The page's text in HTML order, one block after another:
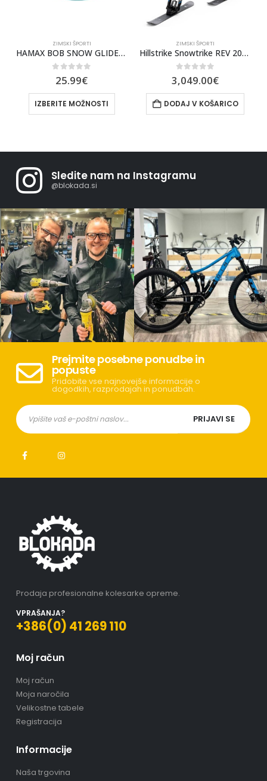
ZIMSKI ŠPORTI
HAMAX BOB SNOW GLIDER Z ZAVORO
0out of 5
25.99€
IZBERITE MOŽNOSTI
ZIMSKI ŠPORTI
Hillstrike Snowtrike REV 2023
0 out of 5
3,049.00€
DODAJ V KOŠARICO
Sledite nam na Instagramu
@blokada.si
Prejmite posebne ponudbe in
popuste
Pridobite vse najnovejše informacije o
dogodkih, razprodajah in ponudbah.
Prodaja profesionalne kolesarke opreme.
VPRAŠANJA?
+386(0) 41 269 110
Moj račun
Moj račun
Moja naročila
Velikostne tabele
Registracija
Informacije
Naša trgovina